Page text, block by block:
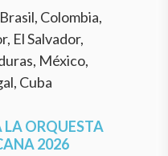
Colombia,
El Salvador,
México,
Cuba
ORQUESTA
2026